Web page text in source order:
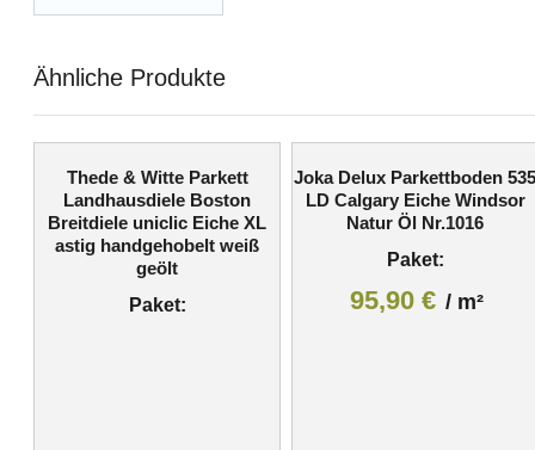
Ähnliche Produkte
Thede & Witte Parkett
Landhausdiele Boston
Breitdiele uniclic Eiche XL
astig handgehobelt weiß
geölt
Paket:
Joka Delux Parkettboden
LD Calgary Eiche Windsor
Natur Öl Nr.1016
Paket:
95,90€ / m²